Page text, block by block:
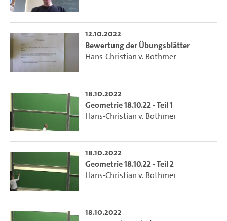
12.10.2022
Bewertung der Übungsblätter
Hans-Christian v. Bothmer
18.10.2022
Geometrie 18.10.22 - Teil 1
Hans-Christian v. Bothmer
18.10.2022
Geometrie 18.10.22 - Teil 2
Hans-Christian v. Bothmer
18.10.2022